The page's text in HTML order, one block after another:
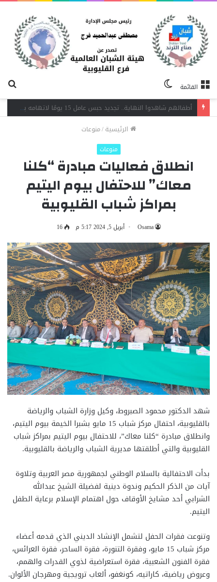
القائمة
المظلم
تيسيرًا على المقيمين.. صحة القليوبية تتيح تسجيل حالات الميلاد والوفاة لغير المصريين بعدد من مكاتب الصحة
الرئيسية/منوعات
منوعات
انطلاق فعاليات مبادرة “كلنا
معاك” للاحتفال بيوم اليتيم
بمراكز شباب القليوبية
Osama أبريل 5, 2024 5:17 م 16
شهد الدكتور محمود الصبروط، وكيل وزارة الشباب والرياضة
بالقليوبية، احتفال مركز شباب 15 مايو بشبرا الخيمة بيوم اليتيم،
وانطلاق مبادرة “كلنا معاك”، للاحتفال بيوم اليتيم بمراكز شباب
القليوبية والتي أطلقتها مديرية الشباب والرياضة بالقليوبية.
بدأت الاحتفالية بالسلام الوطني لجمهورية مصر العربية وتلاوة
آيات من الذكر الحكيم وندوة دينية لفضيلة الشيخ عبدالله
الشرابي أحد مشايخ الأوقاف حول اهتمام الإسلام برعاية الطفل
اليتيم.
وتنوعت فقرات الحفل لتشمل الإنشاد الديني الذي قدمه أعضاء
مركز شباب 15 مايو، وفقرة التنورة، فقرة الساحر، فقرة العرائس،
فقرة الفنون الشعبية، فقرة استعراضية لذوي القدرات والهمم،
وعروض رياضية، كاراتيه، كونغفو، ألعاب ترويجية ومهرجان الألوان.